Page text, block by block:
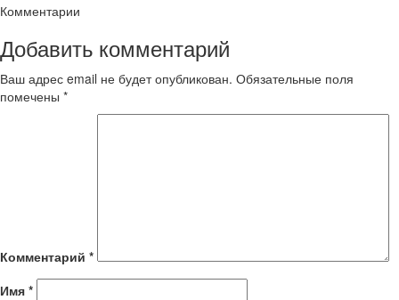
Комментарии
Добавить комментарий
Ваш адрес email не будет опубликован. Обязательные поля
помечены *
Комментарий *
Имя *